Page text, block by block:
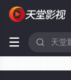
 